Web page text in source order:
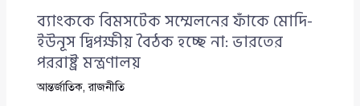
ব্যাংককে বিমসটেক সম্মেলনের ফাঁকে মোদি-
ইউনূস দ্বিপক্ষীয় বৈঠক হচ্ছে না: ভারতের
পররাষ্ট্র মন্ত্রণালয়
আন্তর্জাতিক,রাজনীতি